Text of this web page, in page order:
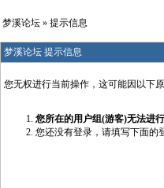
梦溪论坛 » 提示信息
梦溪论坛 提示信息
您无权进行当前操作，这可能因以下
您所在的用户组(游客)无法进行
您还没有登录，请填写下面的